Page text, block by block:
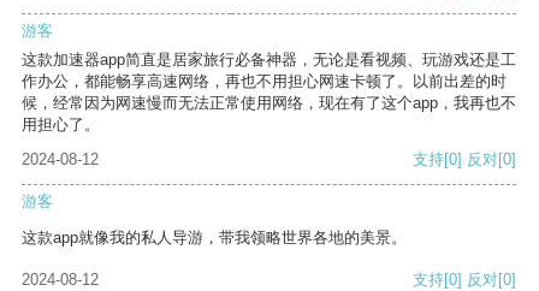
游客
这款加速器app简直是居家旅行必备神器，无论是看视频、玩游戏还是工
作办公，都能畅享高速网络，再也不用担心网速卡顿了。以前出差的时
候，经常因为网速慢而无法正常使用网络，现在有了这个app，我再也不
用担心了。
2024-08-12
支持[0] 反对[0]
游客
这款app就像我的私人导游，带我领略世界各地的美景。
2024-08-12 支持[0] 反对[0]